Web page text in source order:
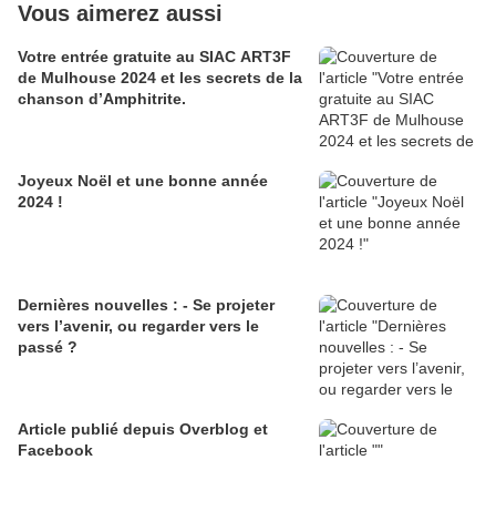
Vous aimerez aussi
Votre entrée gratuite au SIAC ART3F
de Mulhouse 2024 et les secrets de la
chanson d’Amphitrite.
Joyeux Noël et une bonne année
2024 !
Dernières nouvelles : - Se projeter
vers l’avenir, ou regarder vers le
passé ?
Article publié depuis Overblog et
Facebook